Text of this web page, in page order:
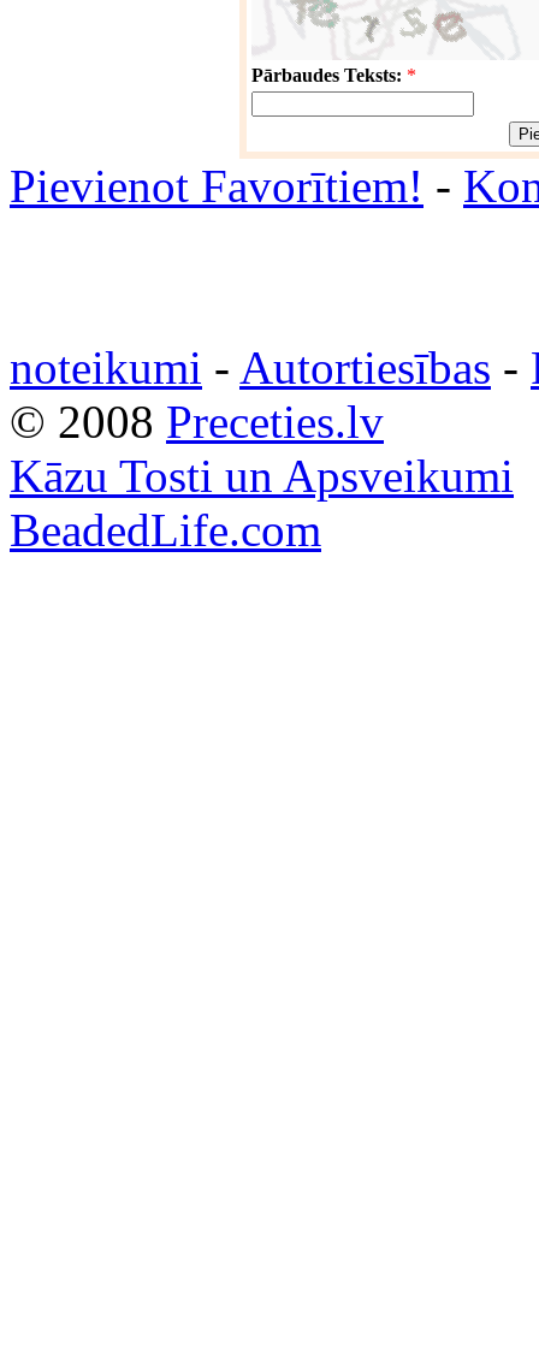
Pārbaudes Teksts: *
Pievienot Favorītiem! -
noteikumi - Autortiesības -
© 2008 Preceties.lv
Kāzu Tosti un Apsveikumi
BeadedLife.com